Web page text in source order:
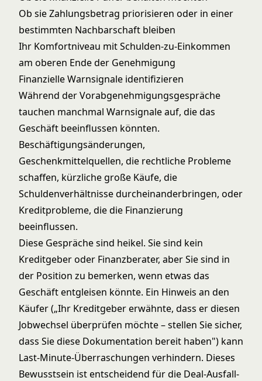
Ob sie Zahlungsbetrag priorisieren oder in einer
bestimmten Nachbarschaft bleiben
Ihr Komfortniveau mit Schulden-zu-Einkommen
am oberen Ende der Genehmigung
Finanzielle Warnsignale identifizieren
Während der Vorabgenehmigungsgespräche
tauchen manchmal Warnsignale auf, die das
Geschäft beeinflussen könnten.
Beschäftigungsänderungen,
Geschenkmittelquellen, die rechtliche Probleme
schaffen, kürzliche große Käufe, die
Schuldenverhältnisse durcheinanderbringen, oder
Kreditprobleme, die die Finanzierung
beeinflussen.
Diese Gespräche sind heikel. Sie sind kein
Kreditgeber oder Finanzberater, aber Sie sind in
der Position zu bemerken, wenn etwas das
Geschäft entgleisen könnte. Ein Hinweis an den
Käufer („Ihr Kreditgeber erwähnte, dass er diesen
Jobwechsel überprüfen möchte – stellen Sie sicher,
dass Sie diese Dokumentation bereit haben") kann
Last-Minute-Überraschungen verhindern. Dieses
Bewusstsein ist entscheidend für die Deal-Ausfall-